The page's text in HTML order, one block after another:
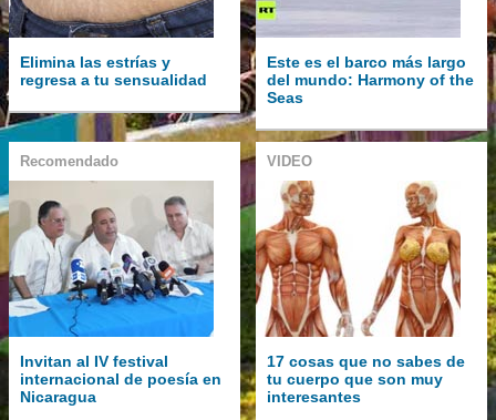
Elimina las estrías y
regresa a tu sensualidad
Este es el barco más largo
del mundo: Harmony of the
Seas
Recomendado
Invitan al IV festival
internacional de poesía en
Nicaragua
VIDEO
17 cosas que no sabes de
tu cuerpo que son muy
interesantes